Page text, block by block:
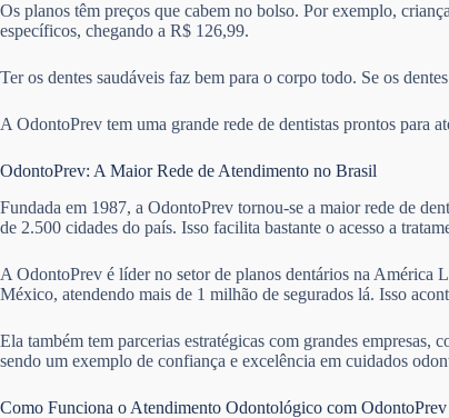
Os planos têm preços que cabem no bolso. Por exemplo,
específicos, chegando a R$ 126,99.
Ter os dentes saudáveis faz bem para o corpo todo. Se os
A OdontoPrev tem uma grande rede de dentistas prontos para
OdontoPrev: A Maior Rede de Atendimento no Brasil
Fundada em 1987, a OdontoPrev tornou-se a maior rede de
de 2.500 cidades do país. Isso facilita bastante o acesso a
A OdontoPrev é líder no setor de planos dentários na América
México, atendendo mais de 1 milhão de segurados lá. Isso
Ela também tem parcerias estratégicas com grandes
sendo um exemplo de confiança e excelência em cuidados
Como Funciona o Atendimento Odontológico com OdontoPrev